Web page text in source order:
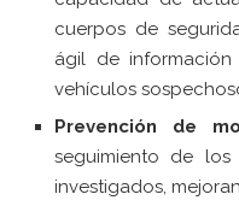
cuerpos de
ágil de información
vehículos
Prevención de
seguimiento de los
investigados,